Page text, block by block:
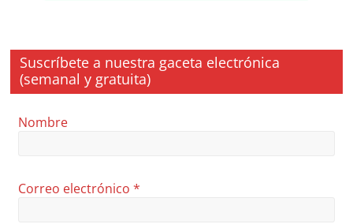
Suscríbete a nuestra gaceta electrónica
(semanal y gratuita)
Nombre
Correo electrónico*